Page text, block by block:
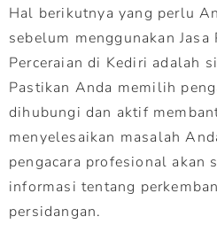
Hal berikutnya yang perlu
sebelum menggunakan Jasa
Perceraian di Kediri adalah
Pastikan Anda memilih
dihubungi dan aktif
menyelesaikan masalah
pengacara profesional akan
informasi tentang
persidangan.